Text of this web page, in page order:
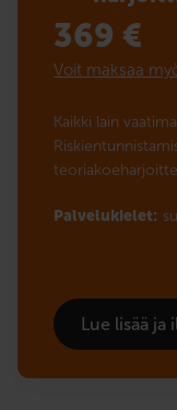
369 €
Voit maksaa
Kaikki lain
Palvelukielet:
Lue lisää